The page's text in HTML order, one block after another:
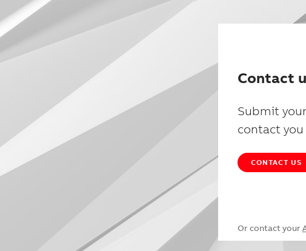
Contact
Submit
contact you
CONTACT US
Or contact your